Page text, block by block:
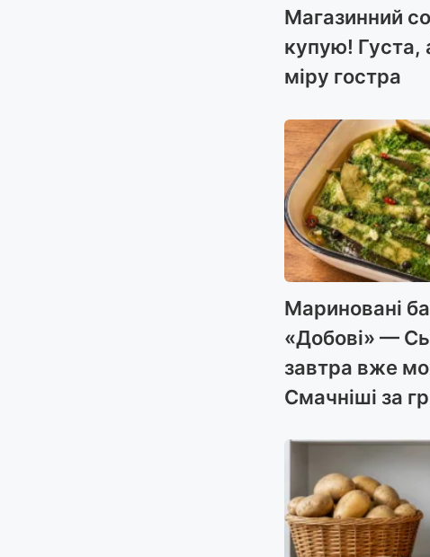
Магазинний
купую! Густа,
міру гостра
Мариновані
«Добові» —
завтра вже
Смачніші за